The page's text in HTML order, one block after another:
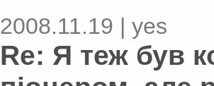
2008.11.19 | yes
Re: Я теж був